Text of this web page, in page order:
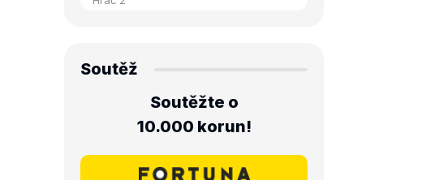
Soutěž
Soutěžte o
10.000 korun!